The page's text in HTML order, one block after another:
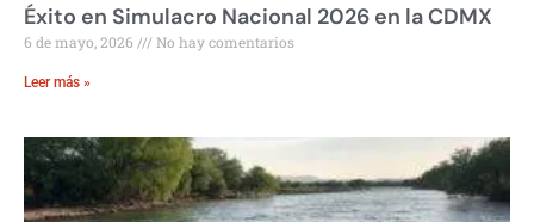
Éxito en Simulacro Nacional 2026 en la CDMX
6 de mayo, 2026 No hay comentarios
Leer más »